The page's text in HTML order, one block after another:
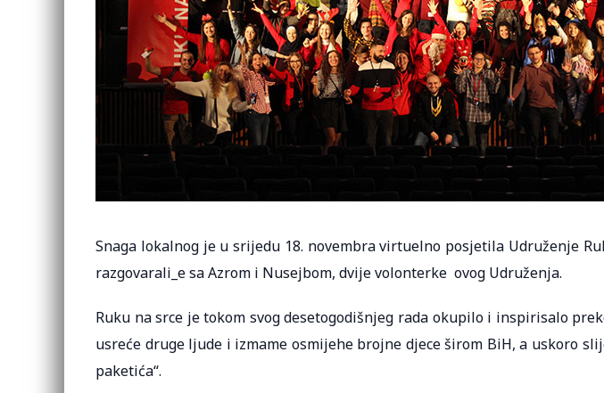
Snaga lokalnog je u srijedu 18. novembra virtuelno posjetila Udruženje
razgovarali_e sa Azrom i Nusejbom, dvije volonterke ovog Udruženja.
Ruku na srce je tokom svog desetogodišnjeg rada okupilo i inspirisalo
usreće druge ljude i izmame osmijehe brojne djece širom BiH, a uskoro
paketića“.